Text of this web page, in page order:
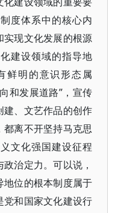
度体系中的核心内
现文化发展的根源
建设领域的指导地
鲜明的意识形态属
和发展道路”，宣传
、文艺作品的创作
离不开坚持马克思
文化强国建设征程
治定力。可以说，
位的根本制度属于
和国家文化建设行